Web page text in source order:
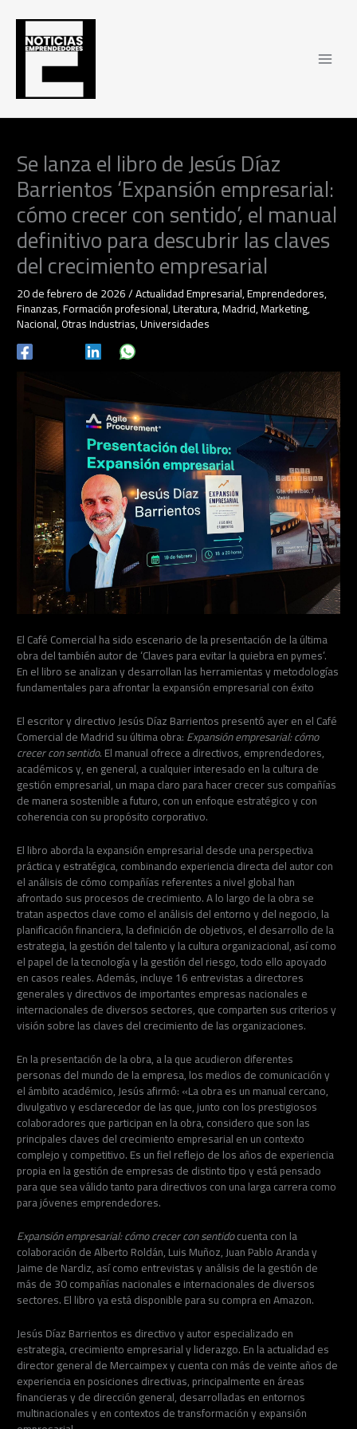
contenido
Se lanza el libro de Jesús Díaz
Barrientos ‘Expansión empresarial:
cómo crecer con sentido’, el manual
definitivo para descubrir las claves
del crecimiento empresarial
20 de febrero de 2026/Actualidad Empresarial,Emprendedores,
Finanzas,Formación profesional,Literatura,Madrid,Marketing,
Nacional,Otras Industrias,Universidades
El Café Comercial ha sido escenario de la presentación de la última
obra del también autor de ‘Claves para evitar la quiebra en pymes’.
En el libro se analizan y desarrollan las herramientas y metodologías
fundamentales para afrontar la expansión empresarial con éxito
El escritor y directivo Jesús Díaz Barrientos presentó ayer en el Café
Comercial de Madrid su última obra:Expansión empresarial: cómo
crecer con sentido. El manual ofrece a directivos, emprendedores,
académicos y, en general, a cualquier interesado en la cultura de
gestión empresarial, un mapa claro para hacer crecer sus compañías
de manera sostenible a futuro, con un enfoque estratégico y con
coherencia con su propósito corporativo.
El libro aborda la expansión empresarial desde una perspectiva
práctica y estratégica, combinando experiencia directa del autor con
el análisis de cómo compañías referentes a nivel global han
afrontado sus procesos de crecimiento. A lo largo de la obra se
tratan aspectos clave como el análisis del entorno y del negocio, la
planificación financiera, la definición de objetivos, el desarrollo de la
estrategia, la gestión del talento y la cultura organizacional, así como
el papel de la tecnología y la gestión del riesgo, todo ello apoyado
en casos reales. Además, incluye 16 entrevistas a directores
generales y directivos de importantes empresas nacionales e
internacionales de diversos sectores, que comparten sus criterios y
visión sobre las claves del crecimiento de las organizaciones.
En la presentación de la obra, a la que acudieron diferentes
personas del mundo de la empresa, los medios de comunicación y
el ámbito académico, Jesús afirmó: «La obra es un manual cercano,
divulgativo y esclarecedor de las que, junto con los prestigiosos
colaboradores que participan en la obra, considero que son las
principales claves del crecimiento empresarial en un contexto
complejo y competitivo. Es un fiel reflejo de los años de experiencia
propia en la gestión de empresas de distinto tipo y está pensado
para que sea válido tanto para directivos con una larga carrera como
para jóvenes emprendedores.
Expansión empresarial: cómo crecer con sentidocuenta con la
colaboración de Alberto Roldán, Luis Muñoz, Juan Pablo Aranda y
Jaime de Nardiz, así como entrevistas y análisis de la gestión de
más de 30 compañías nacionales e internacionales de diversos
sectores. El libro ya está disponible para su compra en Amazon.
Jesús Díaz Barrientos es directivo y autor especializado en
estrategia, crecimiento empresarial y liderazgo. En la actualidad es
director general de Mercaimpex y cuenta con más de veinte años de
experiencia en posiciones directivas, principalmente en áreas
financieras y de dirección general, desarrolladas en entornos
multinacionales y en contextos de transformación y expansión